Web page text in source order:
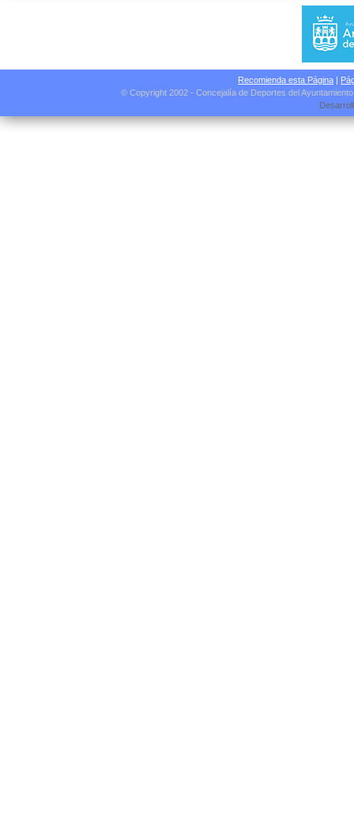
Recomienda esta Página |
© Copyright 2002 - Concejalía de Deportes del